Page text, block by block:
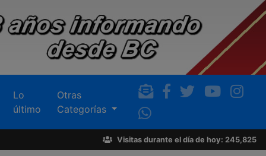
Lo
último
Otras
Categorías
Visitas durante el día de hoy: 245,825